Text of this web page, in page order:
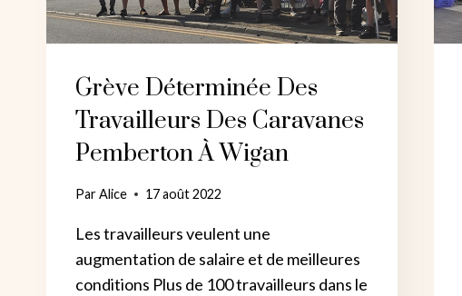
Grève Déterminée Des
Travailleurs Des Caravanes
Pemberton À Wigan
ParAlice 17 août 2022
Les travailleurs veulent une
augmentation de salaire et de meilleures
conditions Plus de 100 travailleurs dans le